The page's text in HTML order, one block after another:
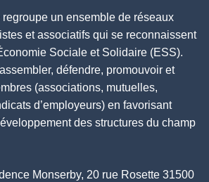
regroupe un ensemble de réseaux
et associatifs qui se reconnaissent
Sociale et Solidaire (ESS).
défendre, promouvoir et
(associations, mutuelles,
d’employeurs) en favorisant
des structures du champ
Monserby, 20 rue Rosette 31500